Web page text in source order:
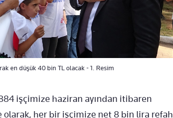
en düşük 40 bin TL olacak - 1. Resim
işçimize haziran ayından itibaren
her bir işçimize net 8 bin lira refah